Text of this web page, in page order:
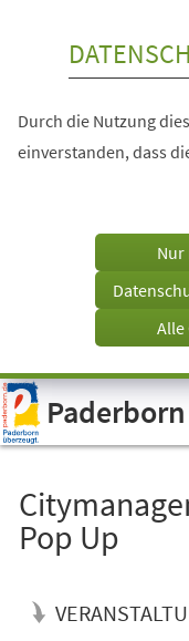
Visuelle
Assistenzsoftware
öffnen.
Durch die Nutzung
einverstanden, dass
Nur
Alle
Paderborn
Pop Up